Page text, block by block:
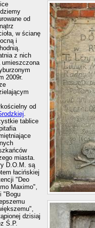
od
w ścianę
i
z nich
umieszczona
2009r.
od
.
tablice
miasta.
D.O.M. są
łacińskiej
"Deo
Maximo",
"Bogu
dzisiaj
Ś.P.